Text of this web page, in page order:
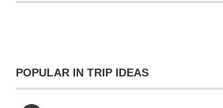
POPULAR IN TRIP IDEAS